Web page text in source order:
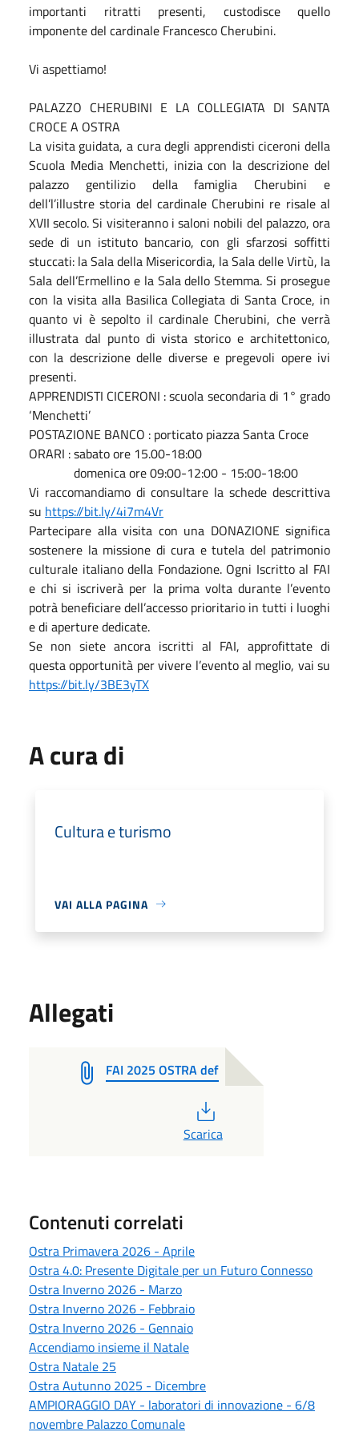
importanti ritratti presenti, custodisce quello
imponente del cardinale Francesco Cherubini.
Vi aspettiamo!
PALAZZO CHERUBINI E LA COLLEGIATA DI SANTA
CROCE A OSTRA
La visita guidata, a cura degli apprendisti ciceroni della
Scuola Media Menchetti, inizia con la descrizione del
palazzo gentilizio della famiglia Cherubini e
dell’l’illustre storia del cardinale Cherubini re risale al
XVII secolo. Si visiteranno i saloni nobili del palazzo, ora
sede di un istituto bancario, con gli sfarzosi soffitti
stuccati: la Sala della Misericordia, la Sala delle Virtù, la
Sala dell’Ermellino e la Sala dello Stemma. Si prosegue
con la visita alla Basilica Collegiata di Santa Croce, in
quanto vi è sepolto il cardinale Cherubini, che verrà
illustrata dal punto di vista storico e architettonico,
con la descrizione delle diverse e pregevoli opere ivi
presenti.
APPRENDISTI CICERONI : scuola secondaria di 1° grado
‘Menchetti’
POSTAZIONE BANCO : porticato piazza Santa Croce
ORARI : sabato ore 15.00-18:00
domenica ore 09:00-12:00 - 15:00-18:00
Vi raccomandiamo di consultare la schede descrittiva
su https://bit.ly/4i7m4Vr
Partecipare alla visita con una DONAZIONE significa
sostenere la missione di cura e tutela del patrimonio
culturale italiano della Fondazione. Ogni Iscritto al FAI
e chi si iscriverà per la prima volta durante l’evento
potrà beneficiare dell’accesso prioritario in tutti i luoghi
e di aperture dedicate.
Se non siete ancora iscritti al FAI, approfittate di
questa opportunità per vivere l’evento al meglio, vai su
https://bit.ly/3BE3yTX
A cura di
Cultura e turismo
VAI ALLA PAGINA
Allegati
FAI 2025 OSTRA def
Scarica
Contenuti correlati
Ostra Primavera 2026 - Aprile
Ostra 4.0: Presente Digitale per un Futuro Connesso
Ostra Inverno 2026 - Marzo
Ostra Inverno 2026 - Febbraio
Ostra Inverno 2026 - Gennaio
Accendiamo insieme il Natale
Ostra Natale 25
Ostra Autunno 2025 - Dicembre
AMPIORAGGIO DAY - laboratori di innovazione - 6/8
novembre Palazzo Comunale